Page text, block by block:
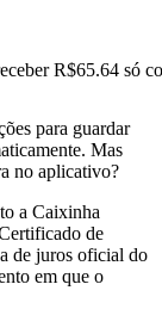
para guardar
Mas
no aplicativo?
a Caixinha
de
de juros oficial do
em que o